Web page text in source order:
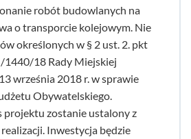
robót budowlanych na
o transporcie kolejowym. Nie
określonych w § 2 ust. 2. pkt
1440/18 Rady Miejskiej
września 2018 r. w sprawie
Obywatelskiego.
projektu zostanie ustalony z
Inwestycja będzie